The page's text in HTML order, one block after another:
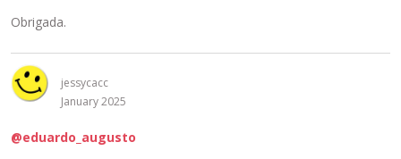
Obrigada.
jessycacc
January 2025
@eduardo_augusto